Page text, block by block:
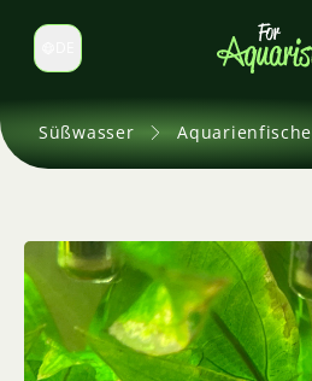
Sprache wechseln
Süßwasser Aquarienfische